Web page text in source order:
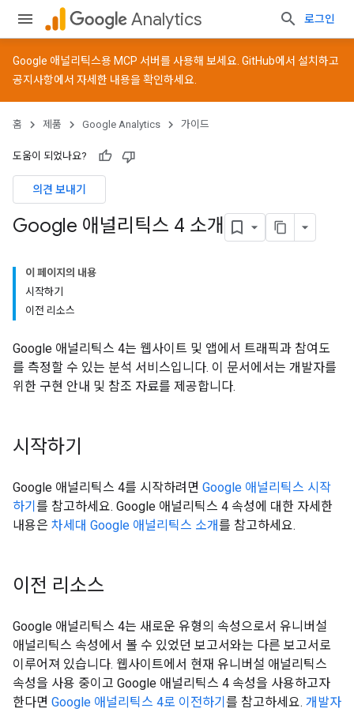
Analytics 로그인
Google 애널리틱스용 MCP 서버를 사용해 보세요. GitHub에서 설치하고
공지사항에서 자세한 내용을 확인하세요.
홈 제품 Google Analytics 가이드
도움이 되었나요?
의견 보내기
Google 애널리틱스 4 소개
이 페이지의 내용
시작하기
이전 리소스
Google 애널리틱스 4는 웹사이트 및 앱에서 트래픽과 참여도
를 측정할 수 있는 분석 서비스입니다. 이 문서에서는 개발자를
위한 구현 안내 및 참조 자료를 제공합니다.
시작하기
Google 애널리틱스 4를 시작하려면 Google 애널리틱스 시작
하기 를 참고하세요. Google 애널리틱스 4 속성에 대한 자세한
내용은 차세대 Google 애널리틱스 소개를 참고하세요.
이전 리소스
Google 애널리틱스 4는 새로운 유형의 속성으로서 유니버설
애널리틱스 속성에서 볼 수 있었던 보고서와는 다른 보고서로
이루어져 있습니다. 웹사이트에서 현재 유니버설 애널리틱스
속성을 사용 중이고 Google 애널리틱스 4 속성을 사용하고자
한다면 Google 애널리틱스 4로 이전하기 를 참고하세요. 개발자